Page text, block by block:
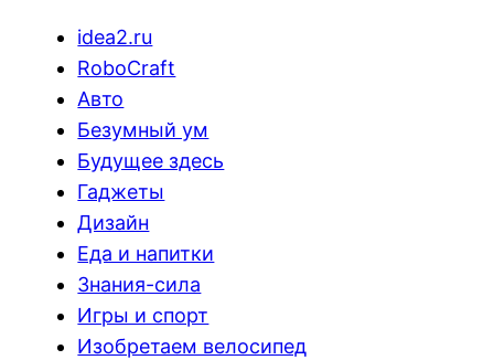
idea2.ru
RoboCraft
Авто
Безумный ум
Будущее здесь
Гаджеты
Дизайн
Еда и напитки
Знания-сила
Игры и спорт
Изобретаем велосипед